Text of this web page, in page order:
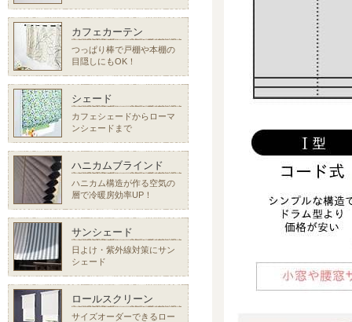
カフェカーテン
つっぱり棒で戸棚や本棚の
目隠しにもOK！
シェード
カフェシェードからローマ
ンシェードまで
ハニカムブラインド
ハニカム構造が作る空気の
層で冷暖房効率UP！
サンシェード
日よけ・紫外線対策にサン
シェード
ロールスクリーン
サイズオーダーできるロー